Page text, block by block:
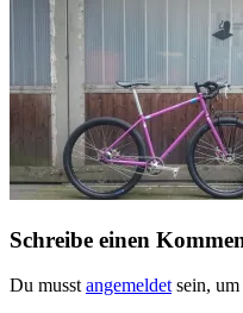
Schreibe einen
Du musst angemeldet sein,